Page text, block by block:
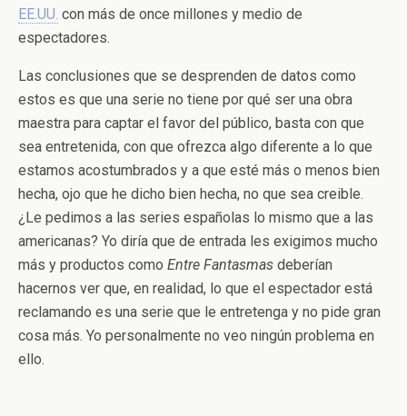
EE.UU. con más de once millones y medio de
espectadores.
Las conclusiones que se desprenden de datos como
estos es que una serie no tiene por qué ser una obra
maestra para captar el favor del público, basta con que
sea entretenida, con que ofrezca algo diferente a lo que
estamos acostumbrados y a que esté más o menos bien
hecha, ojo que he dicho bien hecha, no que sea creible.
¿Le pedimos a las series españolas lo mismo que a las
americanas? Yo diría que de entrada les exigimos mucho
más y productos como Entre Fantasmas deberían
hacernos ver que, en realidad, lo que el espectador está
reclamando es una serie que le entretenga y no pide gran
cosa más. Yo personalmente no veo ningún problema en
ello.